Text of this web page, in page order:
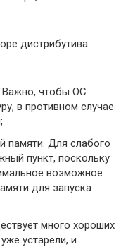
дистрибутива
Важно, чтобы ОС
в противном случае
памяти. Для слабого
пункт, поскольку
возможное
для запуска
много хороших
устарели, и